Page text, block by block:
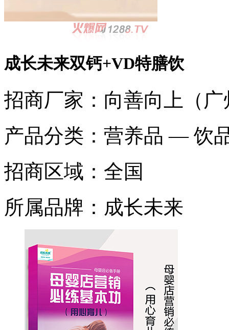
成长未来双钙+VD特膳饮
招商厂家： 向善向上（
产品分类： 营养品 — 饮
招商区域： 全国
所属品牌： 成长未来